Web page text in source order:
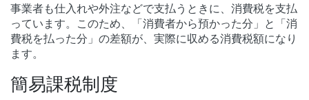
事業者も仕入れや外注などで支払うときに、消費税を支払
っています。このため、「消費者から預かった分」と「消
費税を払った分」の差額が、実際に収める消費税額になり
ます。
簡易課税制度